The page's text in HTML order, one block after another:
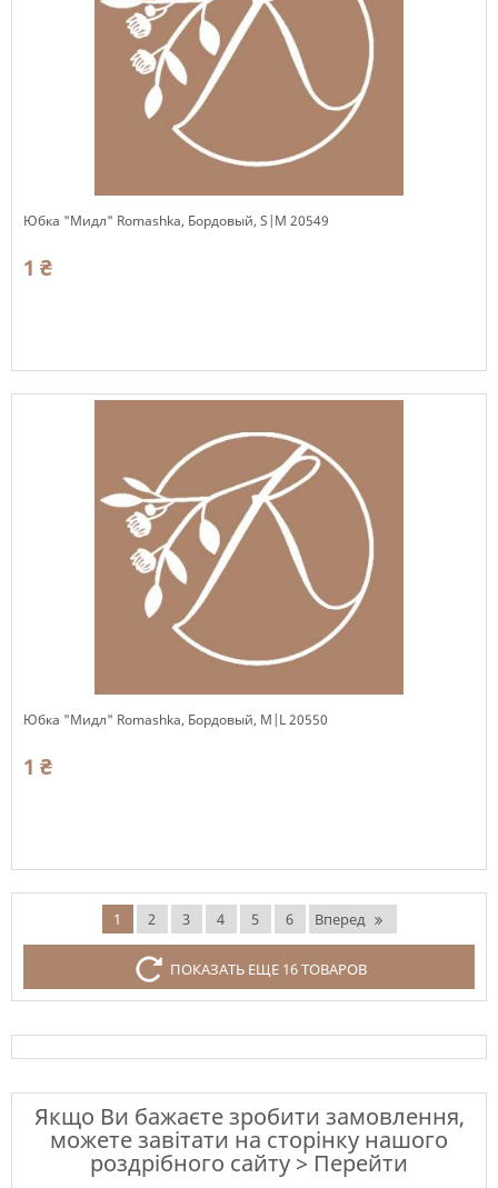
Юбка "Мидл" Romashka, Бордовый, S|M 20549
1 ₴
Юбка "Мидл" Romashka, Бордовый, M|L 20550
1 ₴
1
2 3 4 5 6 Вперед
ПОКАЗАТЬ ЕЩЕ 16 ТОВАРОВ
Якщо Ви бажаєте зробити замовлення,
можете завітати на сторінку нашого
роздрібного сайту > Перейти